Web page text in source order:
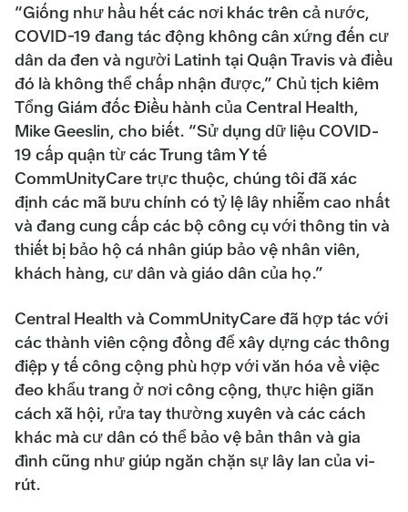
“Giống như hầu hết các nơi khác trên cả nước,
COVID-19 đang tác động không cân xứng đến cư
dân da đen và người Latinh tại Quận Travis và điều
đó là không thể chấp nhận được,” Chủ tịch kiêm
Tổng Giám đốc Điều hành của Central Health,
Mike Geeslin, cho biết. “Sử dụng dữ liệu COVID-
19 cấp quận từ các Trung tâm Y tế
CommUnityCare trực thuộc, chúng tôi đã xác
định các mã bưu chính có tỷ lệ lây nhiễm cao nhất
và đang cung cấp các bộ công cụ với thông tin và
thiết bị bảo hộ cá nhân giúp bảo vệ nhân viên,
khách hàng, cư dân và giáo dân của họ.”
Central Health và CommUnityCare đã hợp tác với
các thành viên cộng đồng để xây dựng các thông
điệp y tế công cộng phù hợp với văn hóa về việc
đeo khẩu trang ở nơi công cộng, thực hiện giãn
cách xã hội, rửa tay thường xuyên và các cách
khác mà cư dân có thể bảo vệ bản thân và gia
đình cũng như giúp ngăn chặn sự lây lan của vi-
rút.